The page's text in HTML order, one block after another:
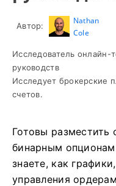
Автор:
Nathan
Cole
Исследователь онлайн-
руководств
Исследует брокерские
счетов.
Готовы разместить
бинарным
знаете, как
управления